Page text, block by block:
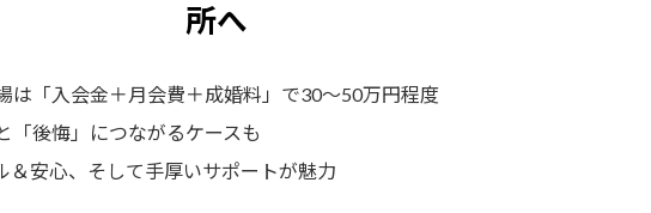
所へ
は「入会金＋月会費＋成婚料」で30〜50万円程度
「後悔」につながるケースも
＆安心、そして手厚いサポートが魅力